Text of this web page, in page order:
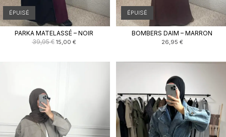
ÉPUISÉ
PARKA MATELASSÉ – NOIR
39,95€ Le
prix
15,00 €Le
ÉPUISÉ
BOMBERS DAIM – MARRON
26,95 €